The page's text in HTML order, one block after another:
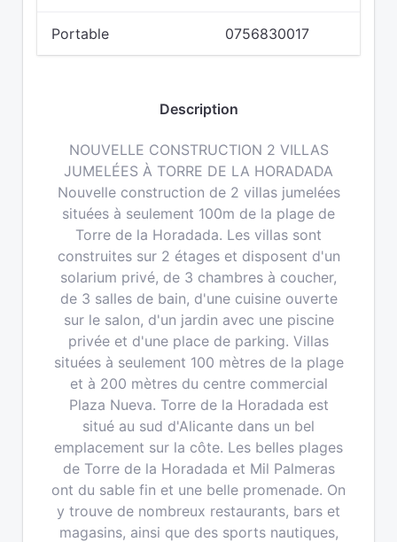
Portable 0756830017
Description
NOUVELLE CONSTRUCTION 2 VILLAS
JUMELÉES À TORRE DE LA HORADADA
Nouvelle construction de 2 villas jumelées
situées à seulement 100m de la plage de
Torre de la Horadada. Les villas sont
construites sur 2 étages et disposent d'un
solarium privé, de 3 chambres à coucher,
de 3 salles de bain, d'une cuisine ouverte
sur le salon, d'un jardin avec une piscine
privée et d'une place de parking. Villas
situées à seulement 100 mètres de la plage
et à 200 mètres du centre commercial
Plaza Nueva. Torre de la Horadada est
situé au sud d'Alicante dans un bel
emplacement sur la côte. Les belles plages
de Torre de la Horadada et Mil Palmeras
ont du sable fin et une belle promenade. On
y trouve de nombreux restaurants, bars et
magasins, ainsi que des sports nautiques,